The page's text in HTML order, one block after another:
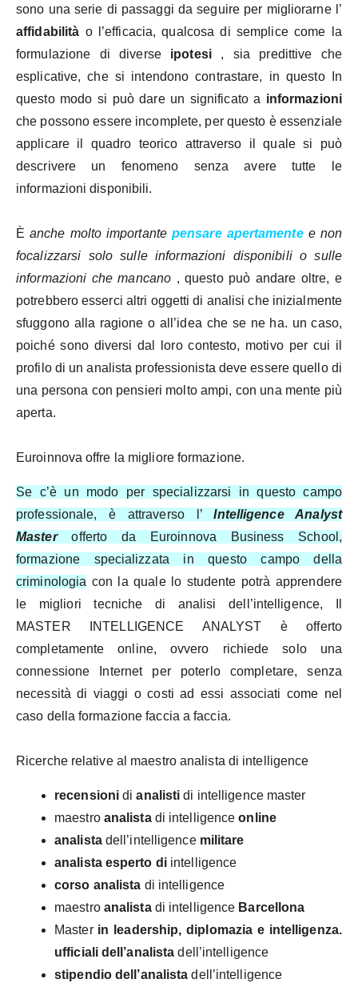
sono una serie di passaggi da seguire per migliorarne l’
affidabilità o l’efficacia, qualcosa di semplice come la
formulazione di diverse ipotesi, sia predittive che
esplicative, che si intendono contrastare, in questo In
questo modo si può dare un significato a informazioni
che possono essere incomplete, per questo è essenziale
applicare il quadro teorico attraverso il quale si può
descrivere un fenomeno senza avere tutte le
informazioni disponibili.
Èanche molto importante pensare apertamentee non
focalizzarsi solo sulle informazioni disponibili o sulle
informazioni che mancano , questo può andare oltre, e
potrebbero esserci altri oggetti di analisi che inizialmente
sfuggono alla ragione o all’idea che se ne ha. un caso,
poiché sono diversi dal loro contesto, motivo per cui il
profilo di un analista professionista deve essere quello di
una persona con pensieri molto ampi, con una mente più
aperta.
Euroinnova offre la migliore formazione.
Se c’è un modo per specializzarsi in questo campo
professionale, è attraverso l’Intelligence Analyst
Masterofferto da Euroinnova Business School,
formazione specializzata in questo campo della
criminologia con la quale lo studente potrà apprendere
le migliori tecniche di analisi dell’intelligence, Il
MASTER INTELLIGENCE ANALYST è offerto
completamente online, ovvero richiede solo una
connessione Internet per poterlo completare, senza
necessità di viaggi o costi ad essi associati come nel
caso della formazione faccia a faccia.
Ricerche relative al maestro analista di intelligence
recensioni dianalisti di intelligence master
maestro analistadi intelligenceonline
analistadell’intelligence militare
analista esperto diintelligence
corso analista di intelligence
maestro analistadi intelligence Barcellona
Master in leadership, diplomazia e intelligenza.
ufficiali dell’analista dell’intelligence
stipendio dell’analista dell’intelligence